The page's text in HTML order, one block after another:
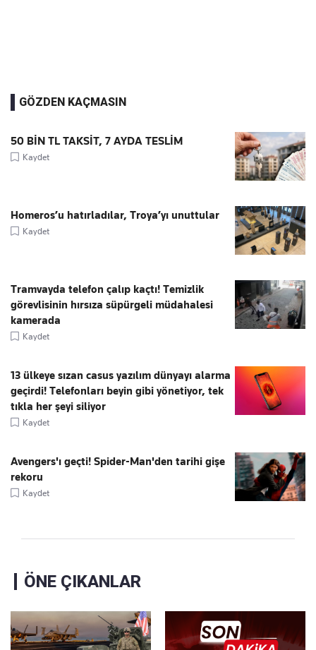
GÖZDEN KAÇMASIN
50 BİN TL TAKSİT, 7 AYDA TESLİM
Kaydet
Homeros’u hatırladılar, Troya’yı unuttular
Kaydet
Tramvayda telefon çalıp kaçtı! Temizlik
görevlisinin hırsıza süpürgeli müdahalesi
kamerada
Kaydet
13 ülkeye sızan casus yazılım dünyayı alarma
geçirdi! Telefonları beyin gibi yönetiyor, tek
tıkla her şeyi siliyor
Kaydet
Avengers'ı geçti! Spider-Man'den tarihi gişe
rekoru
Kaydet
ÖNE ÇIKANLAR